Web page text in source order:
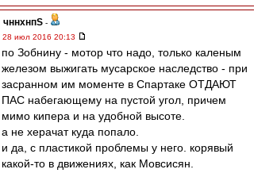
чннхнпS -
28 июл 2016 20:13
по Зобнину - мотор что надо, только каленым
железом выжигать мусарское наследство - при
засранном им моменте в Спартаке ОТДАЮТ
ПАС набегающему на пустой угол, причем
мимо кипера и на удобной высоте.
а не херачат куда попало.
и да, с пластикой проблемы у него. корявый
какой-то в движениях, как Мовсисян.